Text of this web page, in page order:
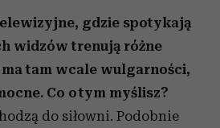
gdzie spotykają
widzów trenują różne
tam wcale wulgarności,
Co o tym myślisz?
do siłowni. Podobnie